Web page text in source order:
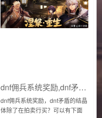
dnf佣兵系统奖励,dnf矛盾的结晶体除了在拍卖行买?
dnf佣兵系统奖励，dnf矛盾的结晶
体除了在拍卖行买？可以有下面